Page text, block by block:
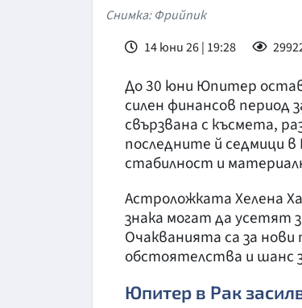
Снимка: Фрийпик
14 юни 26 | 19:28
До 30 юни Юпитер
силен финансов период
свързвана с късмета,
последните й седмици в
стабилност и
Астроложката Хелена
знака могат да усетят
Очакванията са за
обстоятелства и шанс
Юпитер в Рак